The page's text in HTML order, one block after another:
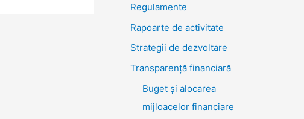
Regulamente
Rapoarte de activitate
Strategii de dezvoltare
Transparenţă financiară
Buget și alocarea
mijloacelor financiare